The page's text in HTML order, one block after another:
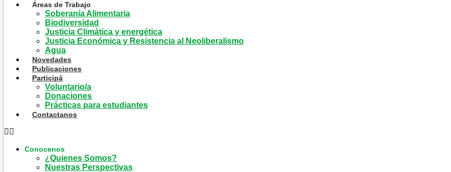
Áreas de Trabajo
Soberanía Alimentaria
Biodiversidad
Justicia Climática y energética
Justicia Económica y Resistencia al Neoliberalismo
Agua
Novedades
Publicaciones
Participá
Voluntario/a
Donaciones
Prácticas para estudiantes
Contactanos
Conocenos
¿Quienes Somos?
Nuestras Perspectivas